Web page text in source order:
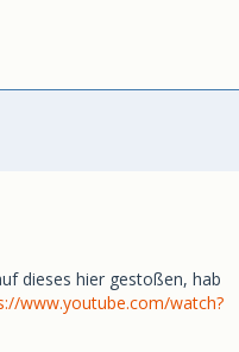
dieses hier gestoßen, hab
www.youtube.com/watch?